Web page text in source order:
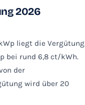
2026
liegt die Vergütung
bei rund 6,8 ct/kWh.
der
wird über 20